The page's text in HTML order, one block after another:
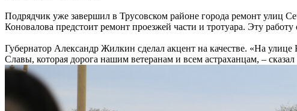
Подрядчик уже завершил в Трусовском районе города ремонт улиц
Коновалова предстоит ремонт проезжей части и тротуара. Эту
Губернатор Александр Жилкин сделал акцент на качестве. «На
Славы, которая дорога нашим ветеранам и всем астраханцам, –